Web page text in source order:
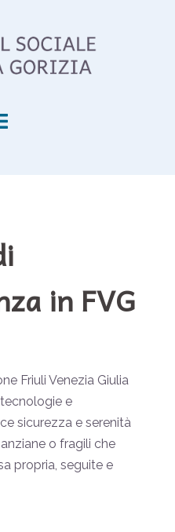
in FVG
Friuli Venezia Giulia
tecnologie e
sicurezza e serenità
o fragili che
propria, seguite e